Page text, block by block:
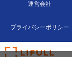
運営会社
プライバシーポリシー